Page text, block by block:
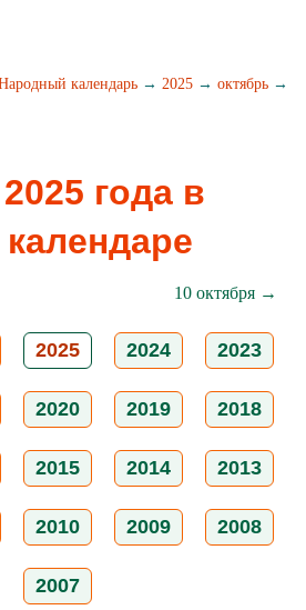
календарь → 2025 → октябрь →
года в
10 октября →
2025 2024 2023
2020 2019 2018
2015 2014 2013
2010 2009 2008
2007